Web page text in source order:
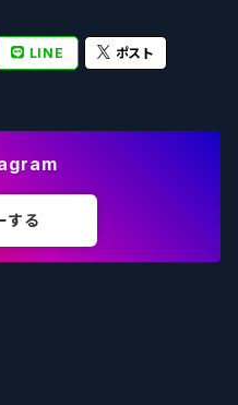
イシクル
LINE ポスト
する